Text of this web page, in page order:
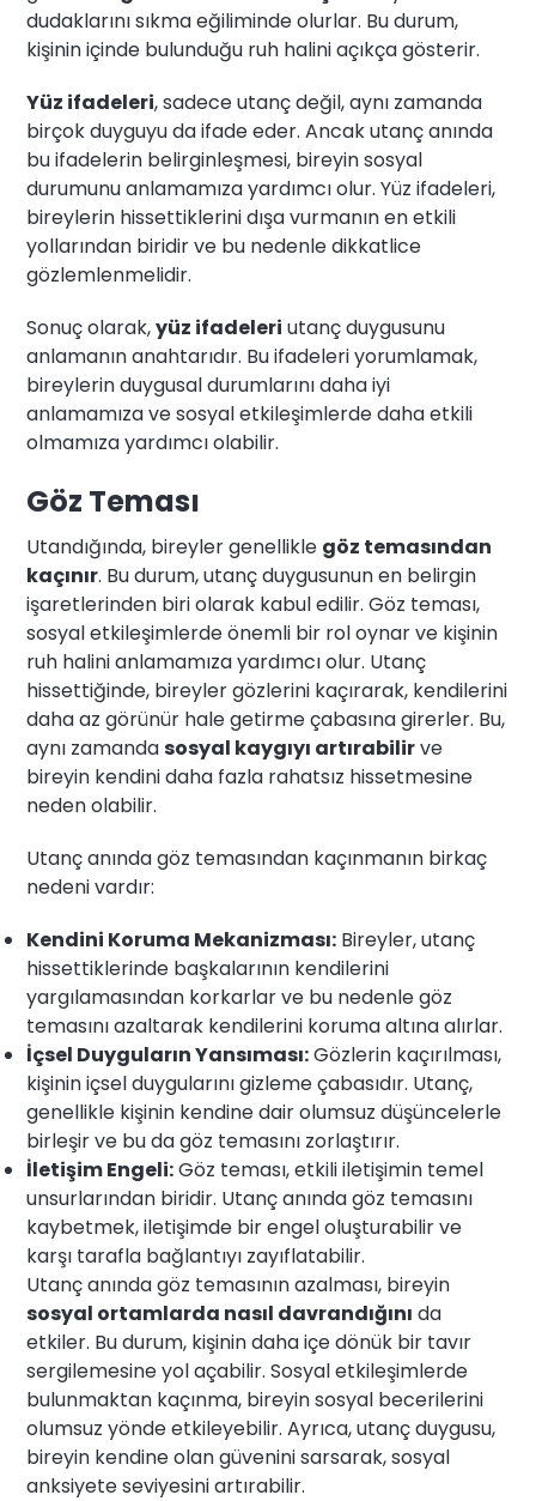
dudaklarını sıkma eğiliminde olurlar. Bu durum,
kişinin içinde bulunduğu ruh halini açıkça gösterir.
Yüz ifadeleri, sadece utanç değil, aynı zamanda
birçok duyguyu da ifade eder. Ancak utanç anında
bu ifadelerin belirginleşmesi, bireyin sosyal
durumunu anlamamıza yardımcı olur. Yüz ifadeleri,
bireylerin hissettiklerini dışa vurmanın en etkili
yollarından biridir ve bu nedenle dikkatlice
gözlemlenmelidir.
Sonuç olarak,yüz ifadeleri utanç duygusunu
anlamanın anahtarıdır. Bu ifadeleri yorumlamak,
bireylerin duygusal durumlarını daha iyi
anlamamıza ve sosyal etkileşimlerde daha etkili
olmamıza yardımcı olabilir.
Göz Teması
Utandığında, bireyler genellikle göz temasından
kaçınır. Bu durum, utanç duygusunun en belirgin
işaretlerinden biri olarak kabul edilir. Göz teması,
sosyal etkileşimlerde önemli bir rol oynar ve kişinin
ruh halini anlamamıza yardımcı olur. Utanç
hissettiğinde, bireyler gözlerini kaçırarak, kendilerini
daha az görünür hale getirme çabasına girerler. Bu,
aynı zamandasosyal kaygıyı artırabilirve
bireyin kendini daha fazla rahatsız hissetmesine
neden olabilir.
Utanç anında göz temasından kaçınmanın birkaç
nedeni vardır:
Kendini Koruma Mekanizması: Bireyler, utanç
hissettiklerinde başkalarının kendilerini
yargılamasından korkarlar ve bu nedenle göz
temasını azaltarak kendilerini koruma altına alırlar.
İçsel Duyguların Yansıması:Gözlerin kaçırılması,
kişinin içsel duygularını gizleme çabasıdır. Utanç,
genellikle kişinin kendine dair olumsuz düşüncelerle
birleşir ve bu da göz temasını zorlaştırır.
İletişim Engeli:Göz teması, etkili iletişimin temel
unsurlarından biridir. Utanç anında göz temasını
kaybetmek, iletişimde bir engel oluşturabilir ve
karşı tarafla bağlantıyı zayıflatabilir.
Utanç anında göz temasının azalması, bireyin
sosyal ortamlarda nasıl davrandığını da
etkiler. Bu durum, kişinin daha içe dönük bir tavır
sergilemesine yol açabilir. Sosyal etkileşimlerde
bulunmaktan kaçınma, bireyin sosyal becerilerini
olumsuz yönde etkileyebilir. Ayrıca, utanç duygusu,
bireyin kendine olan güvenini sarsarak, sosyal
anksiyete seviyesini artırabilir.